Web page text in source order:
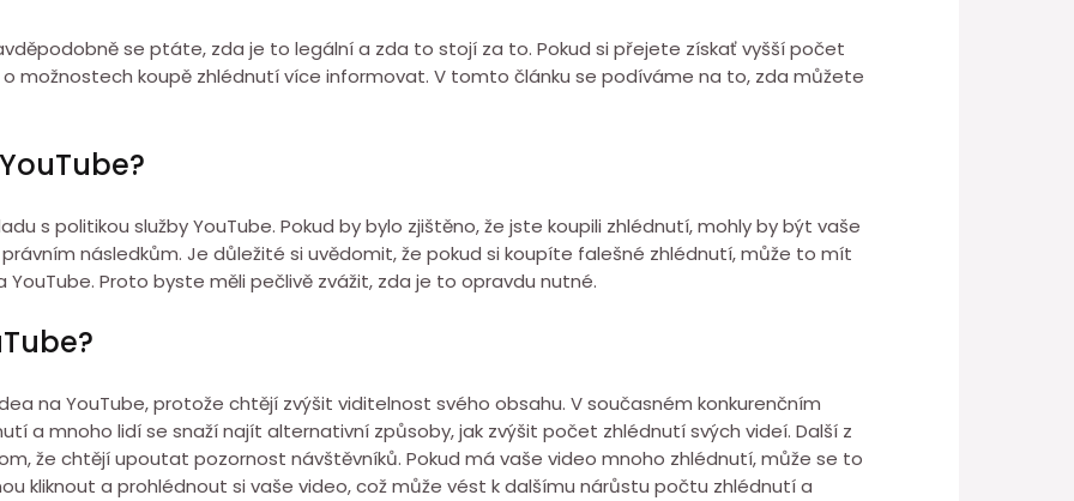
se ptáte, zda je to legální a zda to stojí za to. Pokud si přejete získať vyšší počet
možnostech koupě zhlédnutí více informovat. V tomto článku se podíváme na to, zda můžete
s politikou služby YouTube. Pokud by bylo zjištěno, že jste koupili zhlédnutí, mohly by být vaše
následkům. Je důležité si uvědomit, že pokud si koupíte falešné zhlédnutí, může to mít
Proto byste měli pečlivě zvážit, zda je to opravdu nutné.
na YouTube, protože chtějí zvýšit viditelnost svého obsahu. V současném konkurenčním
a mnoho lidí se snaží najít alternativní způsoby, jak zvýšit počet zhlédnutí svých videí. Další z
že chtějí upoutat pozornost návštěvníků. Pokud má vaše video mnoho zhlédnutí, může se to
kliknout a prohlédnout si vaše video, což může vést k dalšímu nárůstu počtu zhlédnutí a